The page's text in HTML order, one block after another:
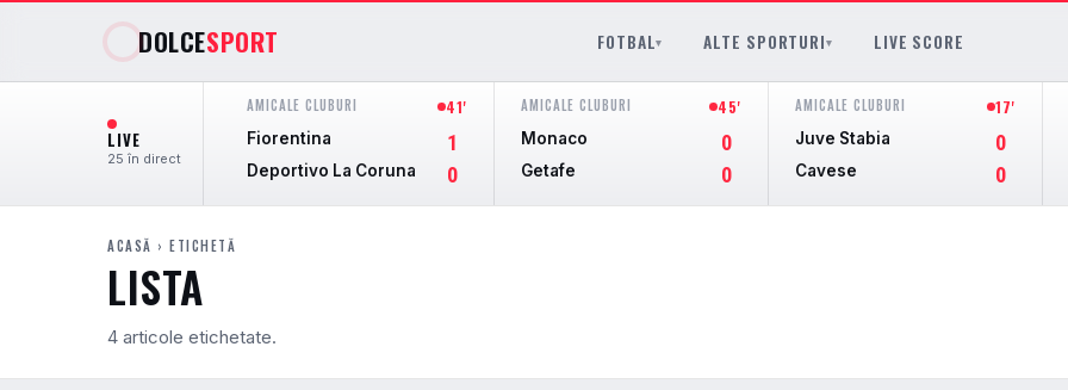
DOLCESPORT FOTBAL▾ ALTE SPORTURI▾ LIVE SCORE
LIVE
25 în direct
AMICALE CLUBURI 41'
Fiorentina 1
Deportivo La Coruna 0
AMICALE CLUBURI 45'
Monaco 0
Getafe 0
AMICALE CLUBURI 17'
Juve Stabia 0
Cavese 0
ACASĂ › ETICHETĂ
LISTA
4 articole etichetate.